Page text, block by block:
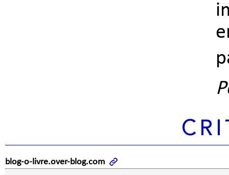
blog-o-livre.over-blog.com